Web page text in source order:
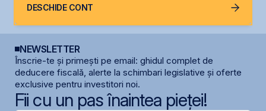
DESCHIDE CONT
NEWSLETTER
Înscrie-te și primești pe email: ghidul complet de
deducere fiscală, alerte la schimbari legislative și oferte
exclusive pentru investitori noi.
Fii cu un pas înaintea pieței!